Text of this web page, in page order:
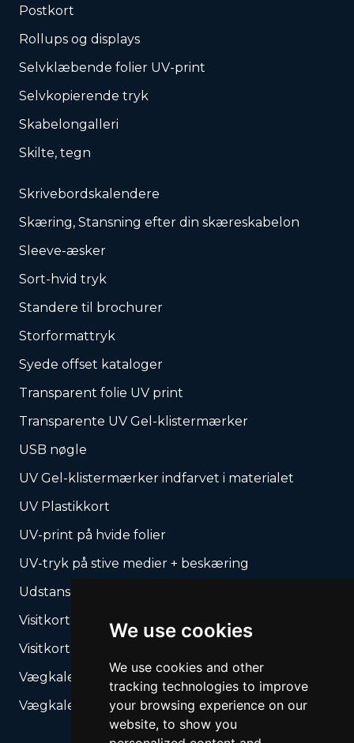
We use cookies
We use cookies and other
tracking technologies to improve
your browsing experience on our
website, to show you
Postkort
Rollups og displays
Selvklæbende folier UV-print
Selvkopierende tryk
Skabelongalleri
Skilte, tegn
Skrivebordskalendere
Skæring, Stansning efter din skæreskabelon
Sleeve-æsker
Sort-hvid tryk
Standere til brochurer
Storformattryk
Syede offset kataloger
Transparent folie UV print
Transparente UV Gel-klistermærker
USB nøgle
UV Gel-klistermærker indfarvet i materialet
UV Plastikkort
UV-print på hvide folier
UV-tryk på stive medier + beskæring
Udstansede produkter – Vores stanseforme
Visitkort
Visitkort, lommekalendere
Vægkalender med spiralryg
Vægkalender med spiralryg